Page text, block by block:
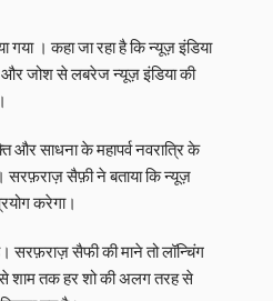
गया । कहा जा रहा है कि न्यूज़ इंडिया
और जोश से लबरेज न्यूज़ इंडिया की
और साधना के महापर्व नवरात्रि के
सैफ़ी ने बताया कि न्यूज़
करेगा।
सरफ़राज़ सैफी की माने तो लॉन्चिंग
से शाम तक हर शो की अलग तरह से